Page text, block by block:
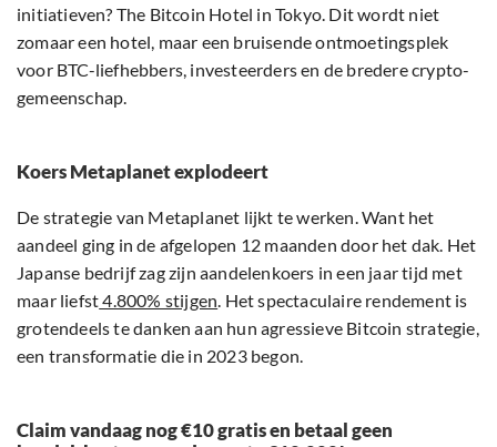
initiatieven? The Bitcoin Hotel in Tokyo. Dit wordt niet
zomaar een hotel, maar een bruisende ontmoetingsplek
voor BTC-liefhebbers, investeerders en de bredere crypto-
gemeenschap.
Koers Metaplanet explodeert
De strategie van Metaplanet lijkt te werken. Want het
aandeel ging in de afgelopen 12 maanden door het dak. Het
Japanse bedrijf zag zijn aandelenkoers in een jaar tijd met
maar liefst4.800% stijgen. Het spectaculaire rendement is
grotendeels te danken aan hun agressieve Bitcoin strategie,
een transformatie die in 2023 begon.
Claim vandaag nog €10 gratis en betaal geen